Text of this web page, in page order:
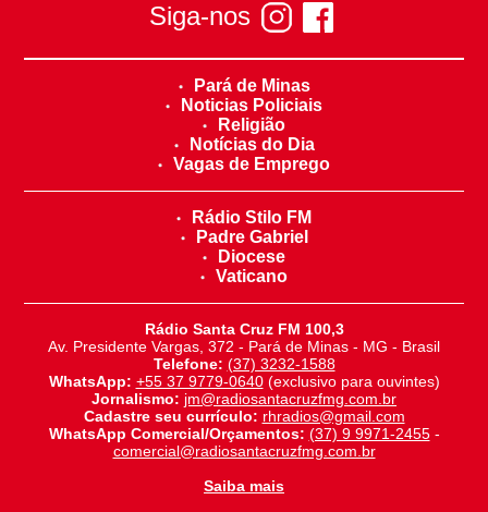
Siga-nos
Pará de Minas
Noticias Policiais
Religião
Notícias do Dia
Vagas de Emprego
Rádio Stilo FM
Padre Gabriel
Diocese
Vaticano
Rádio Santa Cruz FM 100,3
Av. Presidente Vargas, 372 - Pará de Minas - MG - Brasil
Telefone: (37) 3232-1588
WhatsApp: +55 37 9779-0640(exclusivo para ouvintes)
Jornalismo: jm@radiosantacruzfmg.com.br
Cadastre seu currículo: rhradios@gmail.com
WhatsApp Comercial/Orçamentos: (37) 9 9971-2455-
comercial@radiosantacruzfmg.com.br
Saiba mais